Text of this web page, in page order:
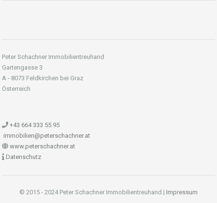
Peter Schachner Immobilientreuhand
Gartengasse 3
A - 8073 Feldkirchen bei Graz
Österreich
+43 664 333 55 95
immobilien@peterschachner.at
www.peterschachner.at
Datenschutz
© 2015 - 2024 Peter Schachner Immobilientreuhand | Impressum